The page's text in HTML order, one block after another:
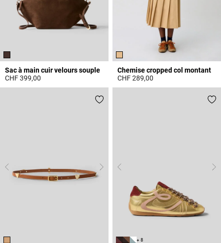
Sac à main cuir velours souple
CHF 399,00
Chemise cropped col montant
CHF 289,00
+ 8